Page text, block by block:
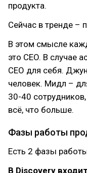
продукта.
Сейчас в тренде –
В этом смысле
это CEO. В случае
CEO для себя.
человек. Мидл –
30-40
всё, что больше.
Фазы работы
Есть 2 фазы
В Discovery